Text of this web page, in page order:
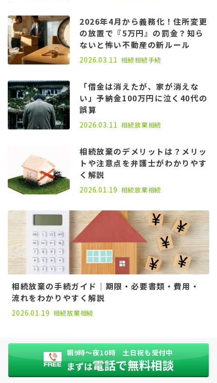
朝9時〜夜10時 土日祝も受付中
まずは電話で無料相談
2026年4月から義務化！住所変更
の放置で『5万円』の罰金？知ら
ないと怖い不動産の新ルール
2026.03.11 相続相続手続
「借金は消えたが、家が消えな
い」予納金100万円に泣く40代の
誤算
2026.03.11 相続放棄相続
相続放棄のデメリットは？メリッ
トや注意点を弁護士がわかりやす
く解説
2026.01.19 相続放棄相続
相続放棄の手続ガイド｜期限・必要書類・費用・
流れをわかりやすく解説
2026.01.19 相続放棄相続
限定承認とは？わかりやすく解説
｜借金回避・実家を残すメリット
と手続
2026.01.19 相続相続手続